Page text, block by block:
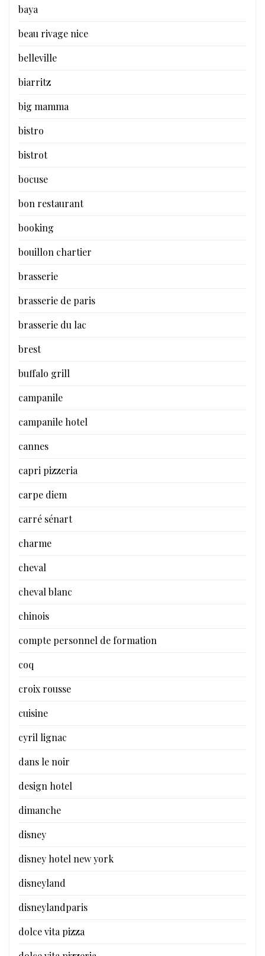
baya
beau rivage nice
belleville
biarritz
big mamma
bistro
bistrot
bocuse
bon restaurant
booking
bouillon chartier
brasserie
brasserie de paris
brasserie du lac
brest
buffalo grill
campanile
campanile hotel
cannes
capri pizzeria
carpe diem
carré sénart
charme
cheval
cheval blanc
chinois
compte personnel de formation
coq
croix rousse
cuisine
cyril lignac
dans le noir
design hotel
dimanche
disney
disney hotel new york
disneyland
disneylandparis
dolce vita pizza